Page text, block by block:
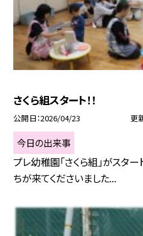
さくら組スタート！！
公開日 2026/04/23 更
今日の出来事
プレ幼稚園「さくら組」がスタ
ちが来てくださいました...